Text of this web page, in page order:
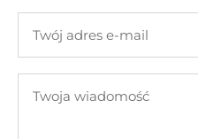
adres
mail
wiadomość